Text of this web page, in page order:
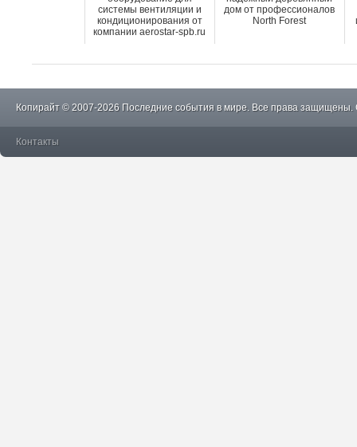
системы вентиляции и
кондиционирования от
компании aerostar-spb.ru
дом от профессионалов
North Forest
Копирайт © 2007-2026 Последние события в мире. Все права защищены.
Контакты